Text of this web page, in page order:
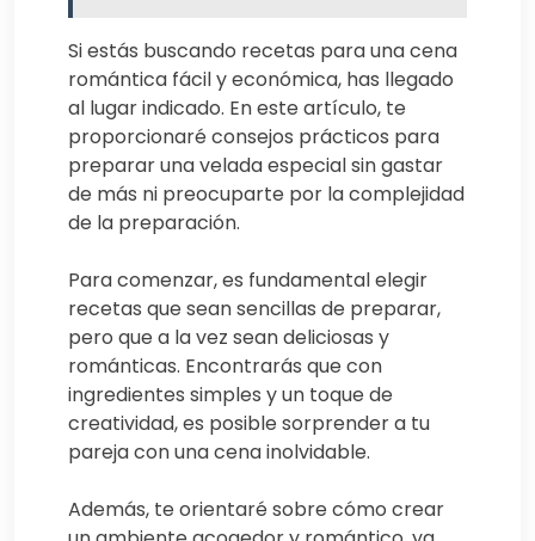
Si estás buscando recetas para una cena
romántica fácil y económica, has llegado
al lugar indicado. En este artículo, te
proporcionaré consejos prácticos para
preparar una velada especial sin gastar
de más ni preocuparte por la complejidad
de la preparación.
Para comenzar, es fundamental elegir
recetas que sean sencillas de preparar,
pero que a la vez sean deliciosas y
románticas. Encontrarás que con
ingredientes simples y un toque de
creatividad, es posible sorprender a tu
pareja con una cena inolvidable.
Además, te orientaré sobre cómo crear